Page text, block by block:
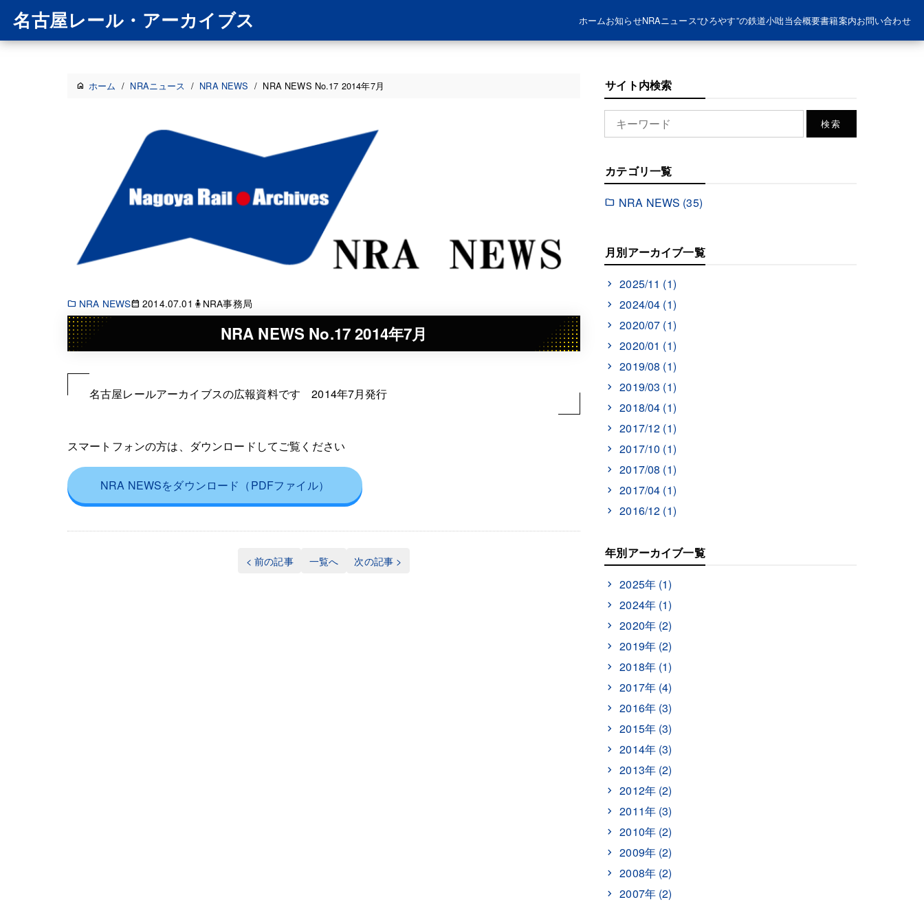
名古屋レール・アーカイブス ホームお知らせNRAニュース“ひろやす”の鉄道小咄当会概要書籍案内お問い合わせ
ホーム / NRAニュース / NRA NEWS / NRA NEWS No.17 2014年7月
NRA NEWS 2014.07.01 🧍NRA事務局
NRA NEWS No.17 2014年7月
名古屋レールアーカイブスの広報資料です 2014年7月発行
スマートフォンの方は、ダウンロードしてご覧ください
NRA NEWSをダウンロード（PDFファイル）
< 前の記事 一覧へ 次の記事 >
サイト内検索
カテゴリ一覧
NRA NEWS (35)
月別アーカイブ一覧
2025/11 (1)
2024/04 (1)
2020/07 (1)
2020/01 (1)
2019/08 (1)
2019/03 (1)
2018/04 (1)
2017/12 (1)
2017/10 (1)
2017/08 (1)
2017/04 (1)
2016/12 (1)
年別アーカイブ一覧
2025年 (1)
2024年 (1)
2020年 (2)
2019年 (2)
2018年 (1)
2017年 (4)
2016年 (3)
2015年 (3)
2014年 (3)
2013年 (2)
2012年 (2)
2011年 (3)
2010年 (2)
2009年 (2)
2008年 (2)
2007年 (2)